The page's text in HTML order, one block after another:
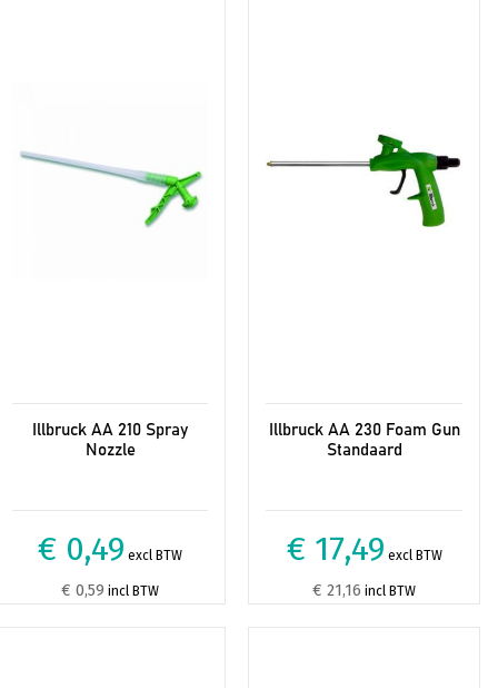
Illbruck AA 210 Spray
Nozzle
€ 0,49 excl BTW
€ 0,59 incl BTW
Illbruck AA 230 Foam Gun
Standaard
€ 17,49 excl BTW
€ 21,16 incl BTW